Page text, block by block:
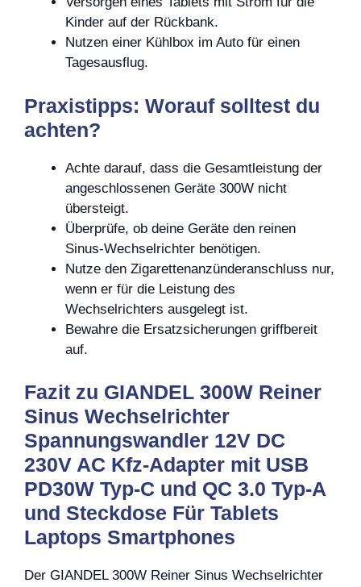
Kinder auf der Rückbank.
Nutzen einer Kühlbox im Auto für einen
Tagesausflug.
Praxistipps: Worauf solltest du
achten?
Achte darauf, dass die Gesamtleistung der
angeschlossenen Geräte 300W nicht
übersteigt.
Überprüfe, ob deine Geräte den reinen
Sinus-Wechselrichter benötigen.
Nutze den Zigarettenanzünderanschluss nur,
wenn er für die Leistung des
Wechselrichters ausgelegt ist.
Bewahre die Ersatzsicherungen griffbereit
auf.
Fazit zu GIANDEL 300W Reiner
Sinus Wechselrichter
Spannungswandler 12V DC
230V AC Kfz-Adapter mit USB
PD30W Typ-C und QC 3.0 Typ-A
und Steckdose Für Tablets
Laptops Smartphones
Der GIANDEL 300W Reiner Sinus Wechselrichter